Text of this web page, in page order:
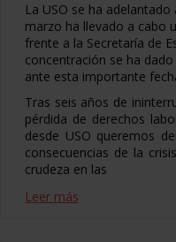
La USO se ha
marzo ha llevado a cabo
frente a la Secretaría de
concentración se ha
ante esta importante
Tras seis años de
pérdida de derechos
desde USO queremos
consecuencias de la
crudeza en las
Leer más